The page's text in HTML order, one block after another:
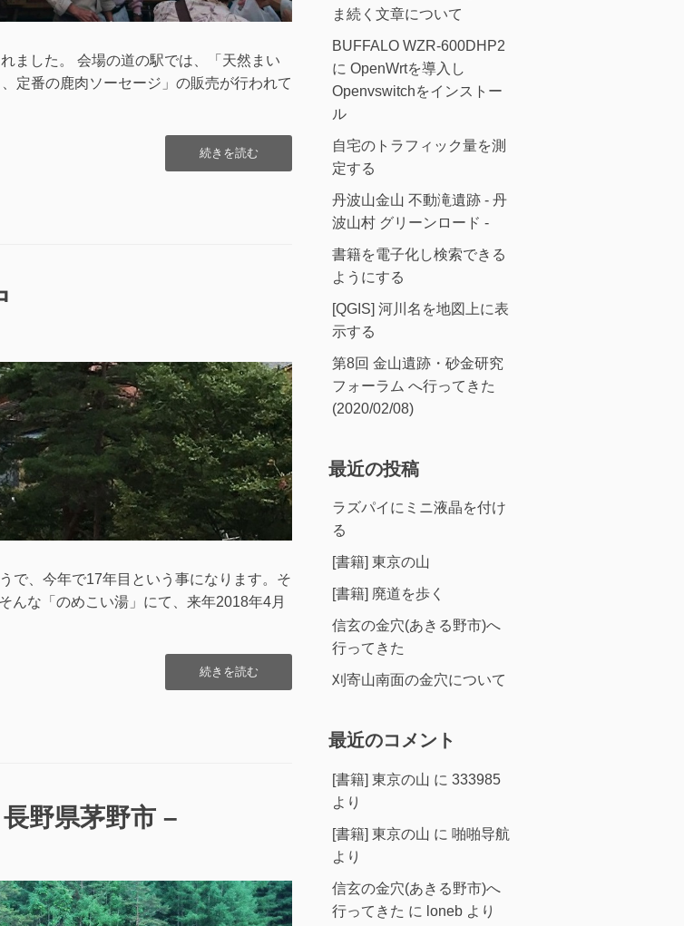
ました。 会場の道の駅では、「天然まい
定番の鹿肉ソーセージ」の販売が行われて
“ま
い
続きを読む
で、今年で17年目という事になります。そ
んな「のめこい湯」にて、来年2018年4月
“の
め
事
中”の
続きを読む
野県茅野市 –
ま続く文章について
BUFFALO WZR-600DHP2
に OpenWrtを導入し
Openvswitchをインストー
ル
自宅のトラフィック量を測
定する
丹波山金山 不動滝遺跡 - 丹
波山村 グリーンロード -
書籍を電子化し検索できる
ようにする
[QGIS] 河川名を地図上に表
示する
第8回 金山遺跡・砂金研究
フォーラム へ行ってきた
(2020/02/08)
最近の投稿
ラズパイにミニ液晶を付け
る
[書籍] 東京の山
[書籍] 廃道を歩く
信玄の金穴(あきる野市)へ
行ってきた
刈寄山南面の金穴について
最近のコメント
[書籍] 東京の山 に 333985
より
[書籍] 東京の山 に 啪啪导航
より
信玄の金穴(あきる野市)へ
行ってきた に loneb より